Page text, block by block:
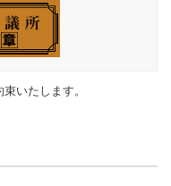
いたします。